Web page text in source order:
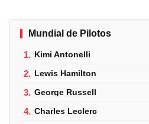
Mundial de Pilotos
1. Kimi Antonelli
2. Lewis Hamilton
3. George Russell
4. Charles Leclerc